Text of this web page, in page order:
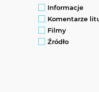
Informacje
Komentarze
Filmy
Źródło